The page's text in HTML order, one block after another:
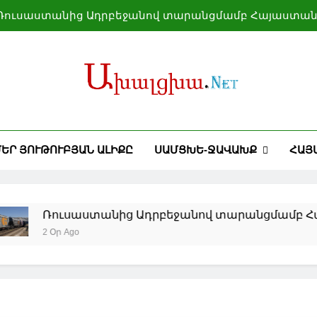
Փեզեշքիանը մեղադրել է Իսրայելին և ԱՄՆ-ին՝ Իրանը
Եվրոպայի մի շարք խոշոր գետերում ուժեղից
Գելենջիկի լողափերը կփակվեն օդային
Փեզեշքիանը մեղադրել է Իսրայելին և ԱՄՆ-ին՝ Իրանը
ՅՈՒԹՈՒԲՅԱՆ ԱԼԻՔԸ ՍԱՄՑԽԵ-ՋԱՎԱԽՔ
Ադրբեջանով տարանցմամբ Հայաստան է